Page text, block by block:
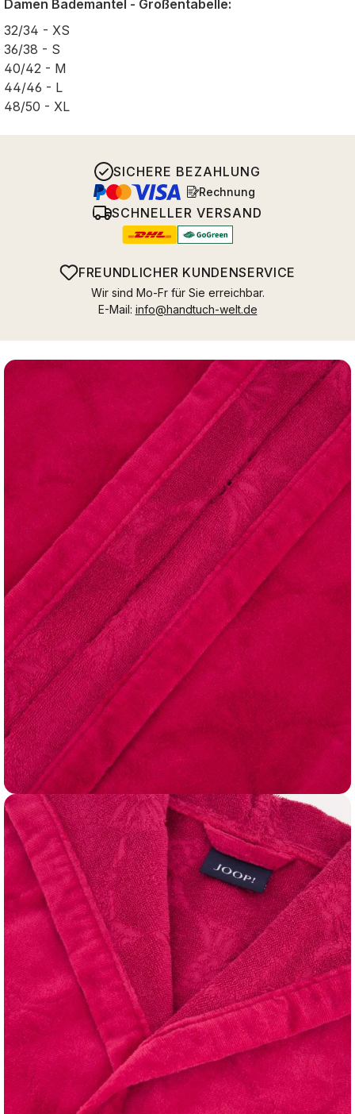
Damen Bademäntel - Größentabelle:
32/34 - XS
36/38 - S
40/42 - M
44/46 - L
48/50 - XL
SICHERE BEZAHLUNG
Rechnung
SCHNELLER VERSAND
FREUNDLICHER KUNDENSERVICE
Wir sind Mo-Fr für Sie erreichbar.
E-Mail: info@handtuch-welt.de